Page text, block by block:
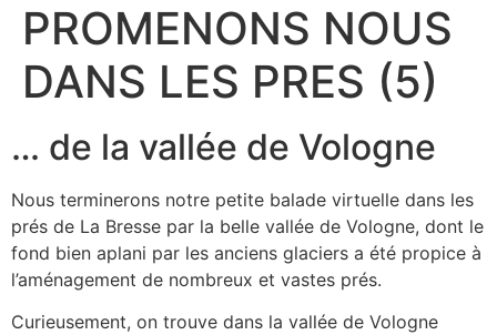
PROMENONS NOUS
DANS LES PRES (5)
… de la vallée de Vologne
Nous terminerons notre petite balade virtuelle dans les
prés de La Bresse par la belle vallée de Vologne, dont le
fond bien aplani par les anciens glaciers a été propice à
l’aménagement de nombreux et vastes prés.
Curieusement, on trouve dans la vallée de Vologne